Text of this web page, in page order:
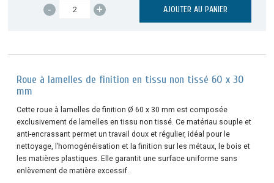
- + AJOUTER AU PANIER
Roue à lamelles de finition en tissu non tissé 60 x 30
mm
Cette roue à lamelles de finition Ø 60 x 30 mm est composée
exclusivement de lamelles en tissu non tissé. Ce matériau souple et
anti-encrassant permet un travail doux et régulier, idéal pour le
nettoyage, l’homogénéisation et la finition sur les métaux, le bois et
les matières plastiques. Elle garantit une surface uniforme sans
enlèvement de matière excessif.